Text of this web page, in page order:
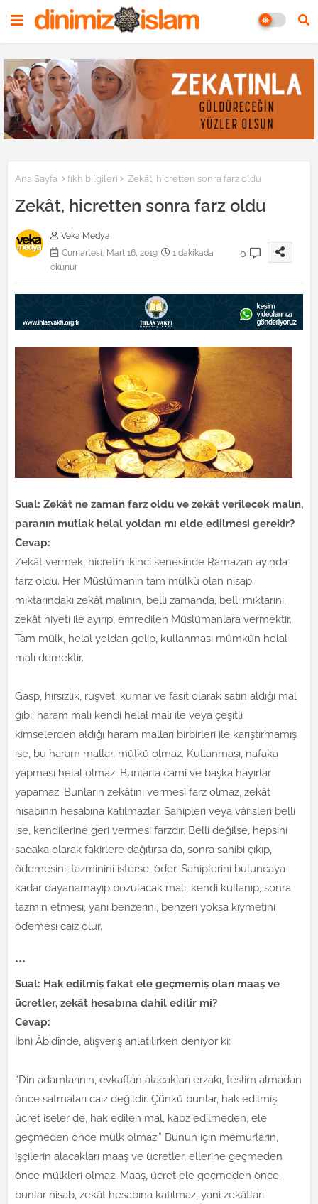
Ana Sayfa fıkh bilgileri Zekât, hicretten sonra farz oldu
Zekât, hicretten sonra farz oldu
Veka Medya
Cumartesi, Mart 16, 2019
1 dakikada
okunur
0
Sual: Zekât ne zaman farz oldu ve zekât verilecek malın,
paranın mutlak helal yoldan mı elde edilmesi gerekir?
Cevap:
Zekât vermek, hicretin ikinci senesinde Ramazan ayında
farz oldu. Her Müslümanın tam mülkü olan nisap
miktarındaki zekât malının, belli zamanda, belli miktarını,
zekât niyeti ile ayırıp, emredilen Müslümanlara vermektir.
Tam mülk, helal yoldan gelip, kullanması mümkün helal
malı demektir.
Gasp, hırsızlık, rüşvet, kumar ve fasit olarak satın aldığı mal
gibi, haram malı kendi helal malı ile veya çeşitli
kimselerden aldığı haram malları birbirleri ile karıştırmamış
ise, bu haram mallar, mülkü olmaz. Kullanması, nafaka
yapması helal olmaz. Bunlarla cami ve başka hayırlar
yapamaz. Bunların zekâtını vermesi farz olmaz, zekât
nisabının hesabına katılmazlar. Sahipleri veya vârisleri belli
ise, kendilerine geri vermesi farzdır. Belli değilse, hepsini
sadaka olarak fakirlere dağıtırsa da, sonra sahibi çıkıp,
ödemesini, tazminini isterse, öder. Sahiplerini buluncaya
kadar dayanamayıp bozulacak malı, kendi kullanıp, sonra
tazmin etmesi, yani benzerini, benzeri yoksa kıymetini
ödemesi caiz olur.
***
Sual: Hak edilmiş fakat ele geçmemiş olan maaş ve
ücretler, zekât hesabına dahil edilir mi?
Cevap:
İbni Âbidînde, alışveriş anlatılırken deniyor ki:
“Din adamlarının, evkaftan alacakları erzakı, teslim almadan
önce satmaları caiz değildir. Çünkü bunlar, hak edilmiş
ücret iseler de, hak edilen mal, kabz edilmeden, ele
geçmeden önce mülk olmaz.” Bunun için memurların,
işçilerin alacakları maaş ve ücretler, ellerine geçmeden
önce mülkleri olmaz. Maaş, ücret ele geçmeden önce,
bunlar nisab, zekât hesabına katılmaz, yani zekâtları